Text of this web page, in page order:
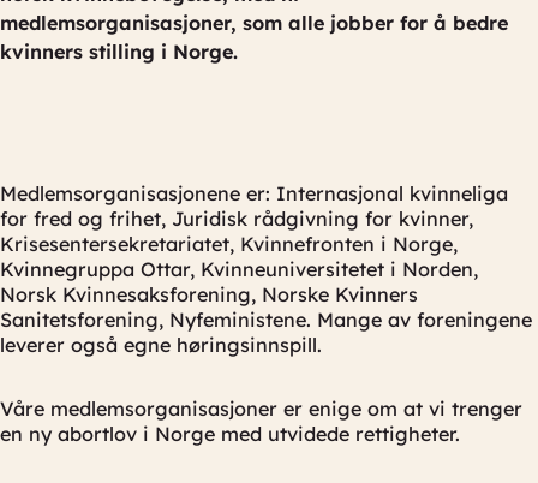
medlemsorganisasjoner, som alle jobber for å bedre
kvinners stilling i Norge.
Medlemsorganisasjonene er: Internasjonal kvinneliga
for fred og frihet, Juridisk rådgivning for kvinner,
Krisesentersekretariatet, Kvinnefronten i Norge,
Kvinnegruppa Ottar, Kvinneuniversitetet i Norden,
Norsk Kvinnesaksforening, Norske Kvinners
Sanitetsforening, Nyfeministene. Mange av foreningene
leverer også egne høringsinnspill.
Våre medlemsorganisasjoner er enige om at vi trenger
en ny abortlov i Norge med utvidede rettigheter.